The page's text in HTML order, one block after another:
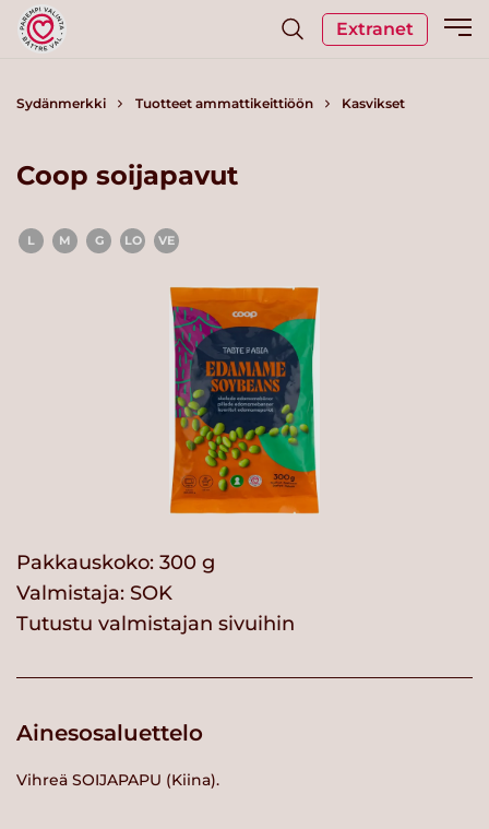
Extranet
Sydänmerkki Tuotteet ammattikeittiöön Kasvikset
Coop soijapavut
L M G LO VE
Pakkauskoko: 300 g
Valmistaja: SOK
Tutustu valmistajan sivuihin
Ainesosaluettelo
Vihreä SOIJAPAPU (Kiina).